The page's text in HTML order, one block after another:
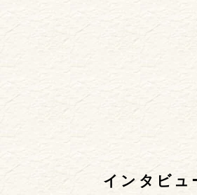
インタビュ